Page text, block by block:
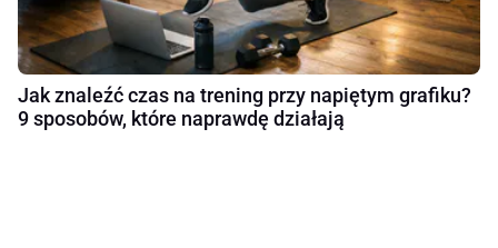
Jak znaleźć czas na trening przy napiętym grafiku?
9 sposobów, które naprawdę działają